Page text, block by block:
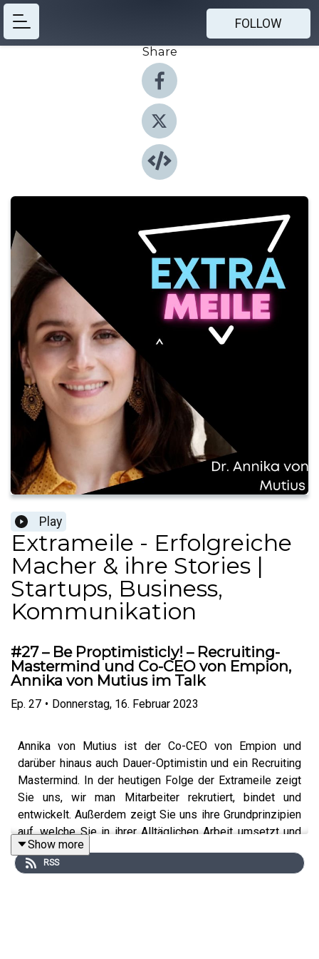
FOLLOW
Share
Play
Extrameile - Erfolgreiche
Macher & ihre Stories |
Startups, Business,
Kommunikation
#27 – Be Proptimisticly! – Recruiting-
Mastermind und Co-CEO von Empion,
Annika von Mutius im Talk
Ep. 27 • Donnerstag, 16. Februar 2023
Annika von Mutius ist der Co-CEO von Empion und
darüber hinaus auch Dauer-Optimistin und ein Recruiting
Mastermind. In der heutigen Folge der Extrameile zeigt
Sie uns, wir man Mitarbeiter rekrutiert, bindet und
entwickelt. Außerdem zeigt Sie uns ihre Grundprinzipien
auf, welche Sie in ihrer Alltäglichen Arbeit umsetzt und
verinnerlicht.
Show more
RSS